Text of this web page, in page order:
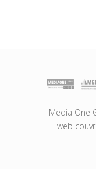
Media One
web